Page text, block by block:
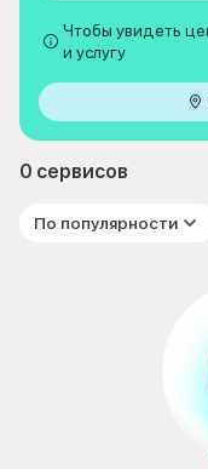
Чтобы увидеть
и услугу
0 сервисов
По популярности